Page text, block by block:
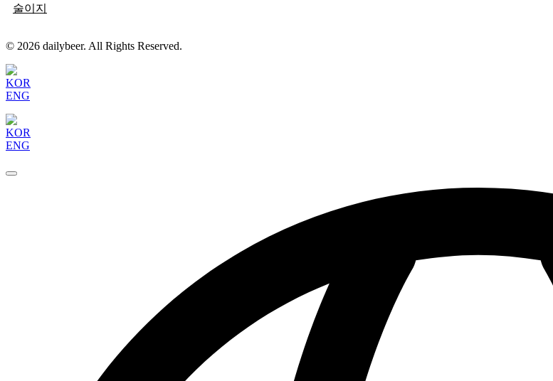
술이지
© 2026 dailybeer. All Rights Reserved.
KOR
ENG
KOR
ENG